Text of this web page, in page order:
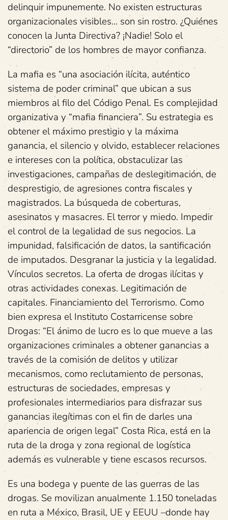
delinquir impunemente. No existen estructuras
organizacionales visibles… son sin rostro. ¿Quiénes
conocen la Junta Directiva? ¡Nadie! Solo el
“directorio” de los hombres de mayor confianza.
La mafia es “una asociación ilícita, auténtico
sistema de poder criminal” que ubican a sus
miembros al filo del Código Penal. Es complejidad
organizativa y “mafia financiera”. Su estrategia es
obtener el máximo prestigio y la máxima
ganancia, el silencio y olvido, establecer relaciones
e intereses con la política, obstaculizar las
investigaciones, campañas de deslegitimación, de
desprestigio, de agresiones contra fiscales y
magistrados. La búsqueda de coberturas,
asesinatos y masacres. El terror y miedo. Impedir
el control de la legalidad de sus negocios. La
impunidad, falsificación de datos, la santificación
de imputados. Desgranar la justicia y la legalidad.
Vínculos secretos. La oferta de drogas ilícitas y
otras actividades conexas. Legitimación de
capitales. Financiamiento del Terrorismo. Como
bien expresa el Instituto Costarricense sobre
Drogas: “El ánimo de lucro es lo que mueve a las
organizaciones criminales a obtener ganancias a
través de la comisión de delitos y utilizar
mecanismos, como reclutamiento de personas,
estructuras de sociedades, empresas y
profesionales intermediarios para disfrazar sus
ganancias ilegítimas con el fin de darles una
apariencia de origen legal” Costa Rica, está en la
ruta de la droga y zona regional de logística
además es vulnerable y tiene escasos recursos.
Es una bodega y puente de las guerras de las
drogas. Se movilizan anualmente 1.150 toneladas
en ruta a México, Brasil, UE y EEUU –donde hay